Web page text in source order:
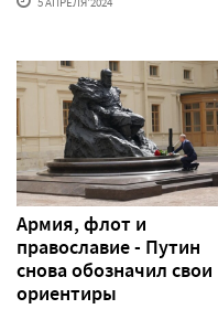
Армия, флот и
православие - Путин
снова обозначил свои
ориентиры